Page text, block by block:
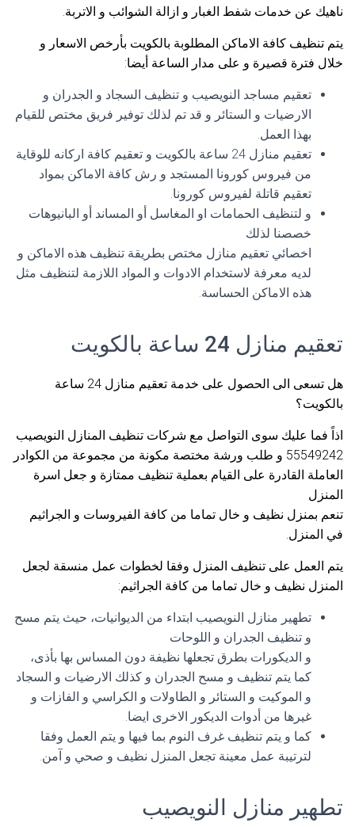
ناهيك عن خدمات شفط الغبار و ازالة الشوائب و الاتربة.
يتم تنظيف كافة الاماكن المطلوبة بالكويت بأرخص الاسعار و
خلال فترة قصيرة و على مدار الساعة أيضا:
تعقيم مساجد النويصيب و تنظيف السجاد و الجدران و
الارضيات و الستائر و قد تم لذلك توفير فريق مختص للقيام
بهذا العمل.
تعقيم منازل 24 ساعة بالكويت و تعقيم كافة اركانه للوقاية
من فيروس كورونا المستجد و رش كافة الاماكن بمواد
تعقيم قاتلة لفيروس كورونا.
و لتنظيف الحمامات او المغاسل أو المساند أو البانيوهات
خصصنا لذلك
اخصائي تعقيم منازل مختص بطريقة تنظيف هذه الاماكن و
لديه معرفة لاستخدام الادوات و المواد اللازمة لتنظيف مثل
هذه الاماكن الحساسة.
تعقيم منازل 24 ساعة بالكويت
هل تسعى الى الحصول على خدمة تعقيم منازل 24 ساعة
بالكويت؟
اذاً فما عليك سوى التواصل مع شركات تنظيف المنازل النويصيب
55549242 و طلب ورشة مختصة مكونة من مجموعة من الكوادر
العاملة القادرة على القيام بعملية تنظيف ممتازة و جعل اسرة
المنزل
تنعم بمنزل نظيف و خال تماما من كافة الفيروسات و الجراثيم
في المنزل.
يتم العمل على تنظيف المنزل وفقا لخطوات عمل منسقة لجعل
المنزل نظيف و خال تماما من كافة الجراثيم:
تطهير منازل النويصيب ابتداء من الديوانيات، حيث يتم مسح
و تنظيف الجدران و اللوحات
و الديكورات بطرق تجعلها نظيفة دون المساس بها بأذى،
كما يتم تنظيف و مسح الجدران و كذلك الارضيات و السجاد
و الموكيت و الستائر و الطاولات و الكراسي و الفازات و
غيرها من أدوات الديكور الاخرى ايضا.
كما و يتم تنظيف غرف النوم بما فيها و يتم العمل وفقا
لترتيبة عمل معينة تجعل المنزل نظيف و صحي و آمن.
تطهير منازل النويصيب